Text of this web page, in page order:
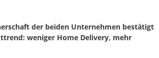
der beiden Unternehmen bestätigt
weniger Home Delivery, mehr